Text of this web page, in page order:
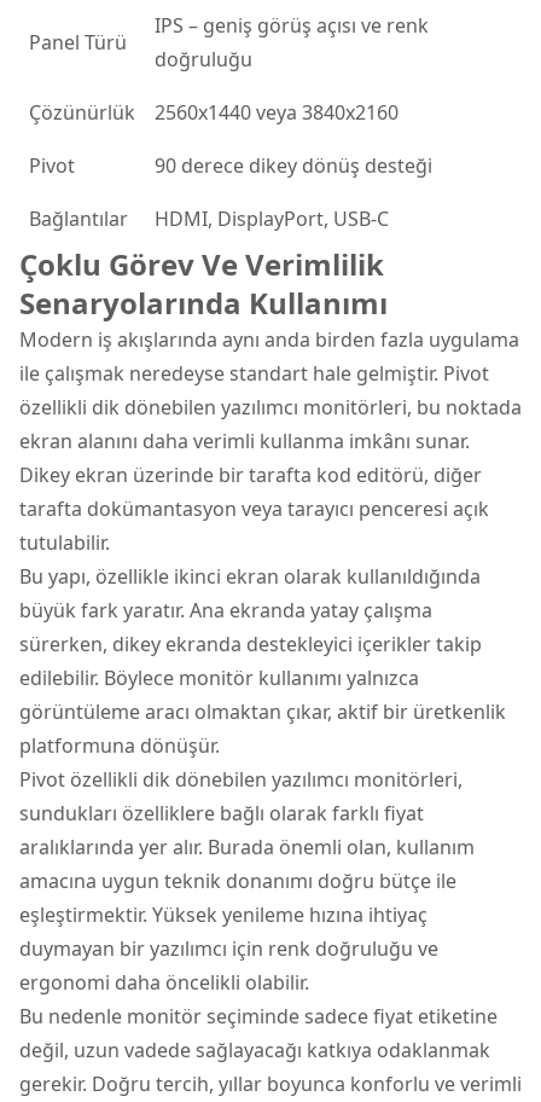
Panel Türü
IPS – geniş görüş açısı ve renk
doğruluğu
Çözünürlük
2560x1440 veya 3840x2160
Pivot
90 derece dikey dönüş desteği
Bağlantılar
HDMI, DisplayPort, USB-C
Çoklu Görev Ve Verimlilik
Senaryolarında Kullanımı
Modern iş akışlarında aynı anda birden fazla uygulama
ile çalışmak neredeyse standart hale gelmiştir. Pivot
özellikli dik dönebilen yazılımcı monitörleri, bu noktada
ekran alanını daha verimli kullanma imkânı sunar.
Dikey ekran üzerinde bir tarafta kod editörü, diğer
tarafta dokümantasyon veya tarayıcı penceresi açık
tutulabilir.
Bu yapı, özellikle ikinci ekran olarak kullanıldığında
büyük fark yaratır. Ana ekranda yatay çalışma
sürerken, dikey ekranda destekleyici içerikler takip
edilebilir. Böylece monitör kullanımı yalnızca
görüntüleme aracı olmaktan çıkar, aktif bir üretkenlik
platformuna dönüşür.
Pivot özellikli dik dönebilen yazılımcı monitörleri,
sundukları özelliklere bağlı olarak farklı fiyat
aralıklarında yer alır. Burada önemli olan, kullanım
amacına uygun teknik donanımı doğru bütçe ile
eşleştirmektir. Yüksek yenileme hızına ihtiyaç
duymayan bir yazılımcı için renk doğruluğu ve
ergonomi daha öncelikli olabilir.
Bu nedenle monitör seçiminde sadece fiyat etiketine
değil, uzun vadede sağlayacağı katkıya odaklanmak
gerekir. Doğru tercih, yıllar boyunca konforlu ve verimli